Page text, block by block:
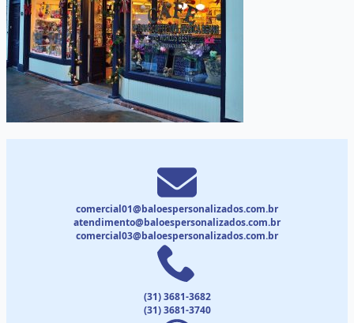
comercial01@baloespersonalizados.com.br
atendimento@baloespersonalizados.com.br
comercial03@baloespersonalizados.com.br
(31) 3681-3682
(31) 3681-3740